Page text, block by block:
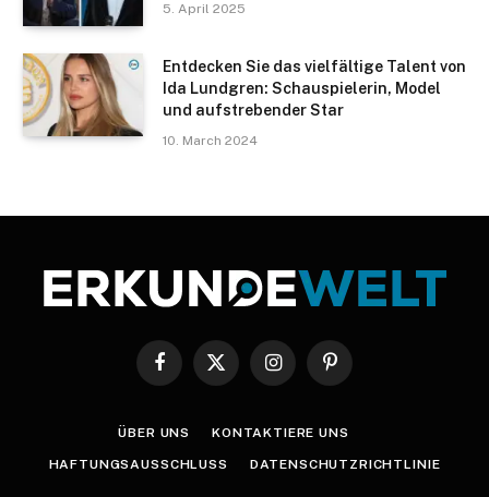
5. April 2025
Entdecken Sie das vielfältige Talent von
Ida Lundgren: Schauspielerin, Model
und aufstrebender Star
10. March 2024
Facebook
X
InstagramPinterest
ÜBER UNS KONTAKTIERE UNS
HAFTUNGSAUSSCHLUSS DATENSCHUTZRICHTLINIE